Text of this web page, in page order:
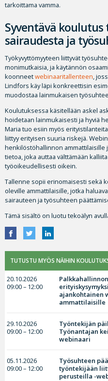
tarkoittama vamma.
Syventävä
sairaudesta ja
Työkyvyttömyyteen liittyvät
monimutkaisia, ja käytännön
koonneetwebinaaritallenteen,
Lindfors käy läpi konkreettisin
muodostaa lainmukaisen
Koulutuksessa käsitellään askel
hoidetaan lainmukaisesti ja hyviä
Maria tuo esiin myös
liittyy erityisen suuria riskejä.
henkilöstöhallinnon ammattilaisille
tietoa, joka auttaa välttämään
työoikeudellisesti oikein.
Tallenne sopii erinomaisesti sekä
oleville ammattilaisille, jotka
sairauteen ja työsuhteen
Tämä sisältö on luotu tekoälyn
TUTUSTU MYÖS NÄIHIN
20.10.2026
09:00 – 12:00
Palkkahallinnon
ajankohtainen
ammattilaisille
29.10.2026
09:00 – 12:00
Työntekijän
Työnantajan
webinaari
05.11.2026
09:00 – 12:00
Työsuhteen
työntekijään
perusteilla -